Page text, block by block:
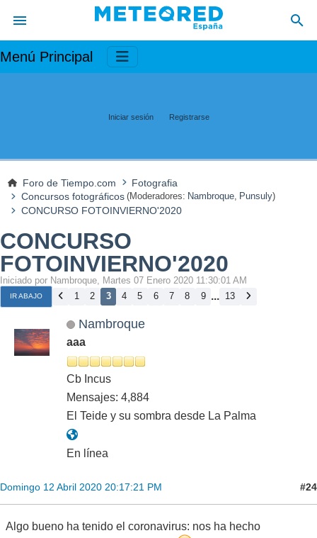
Menú Principal
Iniciar sesión Registrarse
Foro de Tiempo.com
Fotografia
Concursos fotográficos (Moderadores: Nambroque, Punsuly)
CONCURSO FOTOINVIERNO'2020
CONCURSO
FOTOINVIERNO'2020
Iniciado por Nambroque, Martes 07 Enero 2020 11:30:01 AM
IR ABAJO 1 2 3 4 5 6 7 8 9 ... 13
Nambroque
aaa
Cb Incus
Mensajes: 4,884
El Teide y su sombra desde La Palma
En línea
Domingo 12 Abril 2020 20:17:21 PM #24
Algo bueno ha tenido el coronavirus: nos ha hecho